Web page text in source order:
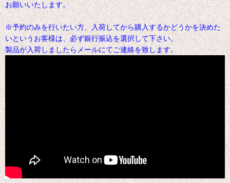
お願いいたします。
※予約のみを行いたい方、入荷してから購入するかどうかを決めた
いというお客様は、必ず銀行振込を選択して下さい。
製品が入荷しましたらメールにてご連絡を致します。